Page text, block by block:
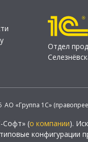
Отдел
АО «Группа 1С»
Софт» (о компании).
конфигурации